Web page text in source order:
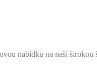
nabídku na naši širokou